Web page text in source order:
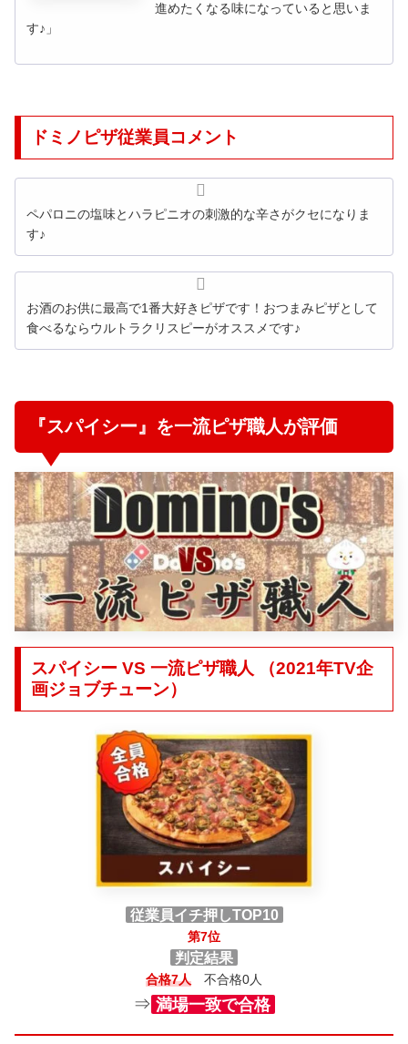
進めたくなる味になっていると思いま
す♪」
ドミノピザ従業員コメント
ペパロニの塩味とハラピニオの刺激的な辛さがクセになりま
す♪
お酒のお供に最高で1番大好きピザです！おつまみピザとして
食べるならウルトラクリスピーがオススメです♪
『スパイシー』を一流ピザ職人が評価
スパイシー VS 一流ピザ職人 （2021年TV企
画ジョブチューン）
従業員イチ押しTOP10
第7位
判定結果
合格7人 不合格0人
⇒ 満場一致で合格